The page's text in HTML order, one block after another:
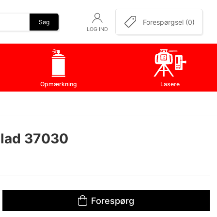
Søg
LOG IND
Forespørgsel (0)
Opmærkning Lasere
37030
Forespørg